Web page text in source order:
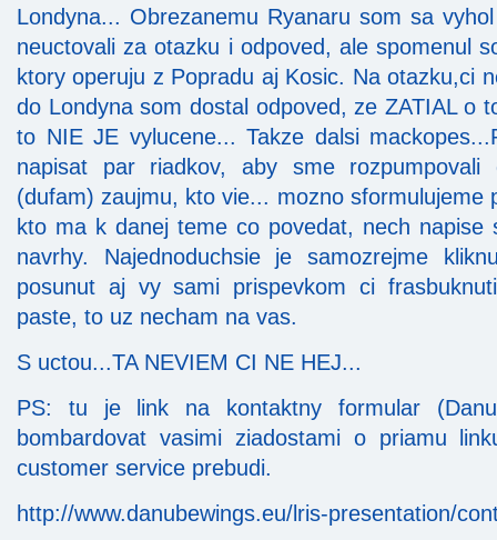
Londyna... Obrezanemu Ryanaru som sa
neuctovali za otazku i odpoved, ale spomenul
ktory operuju z Popradu aj Kosic. Na otazku,ci
do Londyna som dostal odpoved, ze ZATIAL o
to NIE JE vylucene... Takze dalsi
napisat par riadkov, aby sme
(dufam) zaujmu, kto vie... mozno sformulujeme
kto ma k danej teme co povedat, nech napise
navrhy. Najednoduchsie je samozrejme
posunut aj vy sami prispevkom ci
paste, to uz necham na vas.
S uctou...TA NEVIEM CI NE HEJ...
PS: tu je link na kontaktny formular
bombardovat vasimi ziadostami o priamu
customer service prebudi.
http://www.danubewings.eu/lris-presentation/